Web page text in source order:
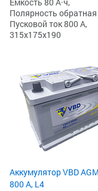
Полярность обратная
Пусковой ток 800 А,
315x175x190
Аккумулятор VBD
800 А, L4